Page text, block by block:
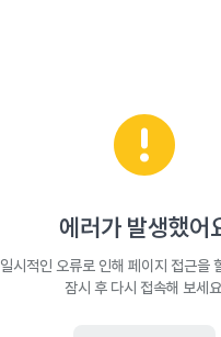
에러가 발생했어
일시적인 오류로 인해 페이지 접근을
잠시 후 다시 접속해 보세